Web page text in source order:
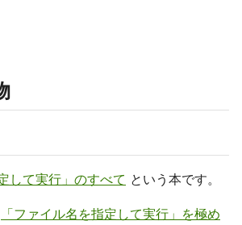
して実行」のすべて という本です。
「ファイル名を指定して実行」を極め